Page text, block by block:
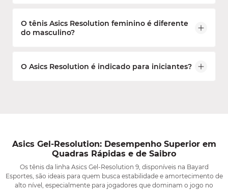
o ambiente de jogo.
recomenda-se usar sua numeração regular, pois a
forma da Asics tende a ser fiel ao tamanho. Caso
do produto aqui no site da Bayard, você pode
consultar a tabela de medidas para garantir a
O tênis Asics Resolution feminino é diferente
do masculino?
os tênis Asics Resolution femininos e masculinos
O Asics Resolution é indicado para iniciantes?
alto desempenho para jogadores de nível
competitivo.
Asics Gel-Resolution: Desempenho Superior em
Quadras Rápidas e de Saibro
Os tênis da linha Asics Gel-Resolution 9, disponíveis na Bayard
Esportes, são ideais para quem busca estabilidade e amortecimento de
alto nível, especialmente para jogadores que dominam o jogo no